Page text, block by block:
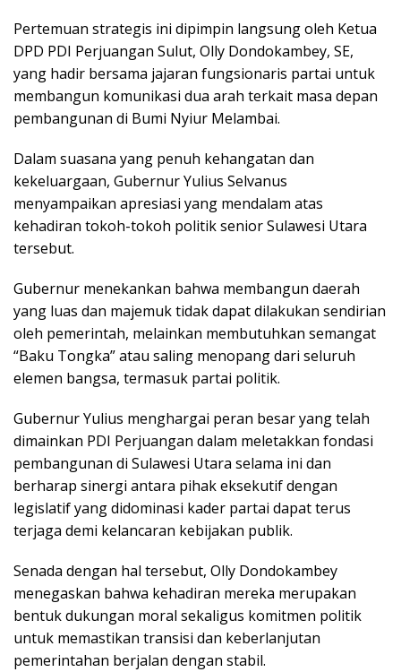
Pertemuan strategis ini dipimpin langsung oleh Ketua
DPD PDI Perjuangan Sulut, Olly Dondokambey, SE,
yang hadir bersama jajaran fungsionaris partai untuk
membangun komunikasi dua arah terkait masa depan
pembangunan di Bumi Nyiur Melambai.
Dalam suasana yang penuh kehangatan dan
kekeluargaan, Gubernur Yulius Selvanus
menyampaikan apresiasi yang mendalam atas
kehadiran tokoh-tokoh politik senior Sulawesi Utara
tersebut.
Gubernur menekankan bahwa membangun daerah
yang luas dan majemuk tidak dapat dilakukan sendirian
oleh pemerintah, melainkan membutuhkan semangat
“Baku Tongka” atau saling menopang dari seluruh
elemen bangsa, termasuk partai politik.
Gubernur Yulius menghargai peran besar yang telah
dimainkan PDI Perjuangan dalam meletakkan fondasi
pembangunan di Sulawesi Utara selama ini dan
berharap sinergi antara pihak eksekutif dengan
legislatif yang didominasi kader partai dapat terus
terjaga demi kelancaran kebijakan publik.
Senada dengan hal tersebut, Olly Dondokambey
menegaskan bahwa kehadiran mereka merupakan
bentuk dukungan moral sekaligus komitmen politik
untuk memastikan transisi dan keberlanjutan
pemerintahan berjalan dengan stabil.